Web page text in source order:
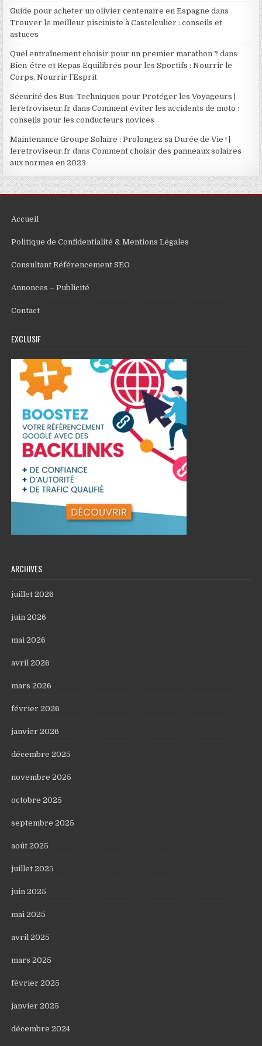
Guide pour acheter un olivier centenaire en Espagne dans
Trouver le meilleur pisciniste à Castelculier : conseils et
astuces
Quel entraînement choisir pour un premier marathon ? dans
Bien-être et Repas Équilibrés pour les Sportifs : Nourrir le
Corps, Nourrir l’Esprit
Sécurité des Bus: Techniques pour Protéger les Voyageurs |
leretroviseur.fr dansComment éviter les accidents de moto :
conseils pour les conducteurs novices
Maintenance Groupe Solaire : Prolongez sa Durée de Vie ! |
leretroviseur.fr dansComment choisir des panneaux solaires
aux normes en 2023
Accueil
Politique de Confidentialité & Mentions Légales
Consultant Référencement SEO
Annonces – Publicité
Contact
EXCLUSIF
ARCHIVES
juillet 2026
juin 2026
mai 2026
avril 2026
mars 2026
février 2026
janvier 2026
décembre 2025
novembre 2025
octobre 2025
septembre 2025
août 2025
juillet 2025
juin 2025
mai 2025
avril 2025
mars 2025
février 2025
janvier 2025
décembre 2024